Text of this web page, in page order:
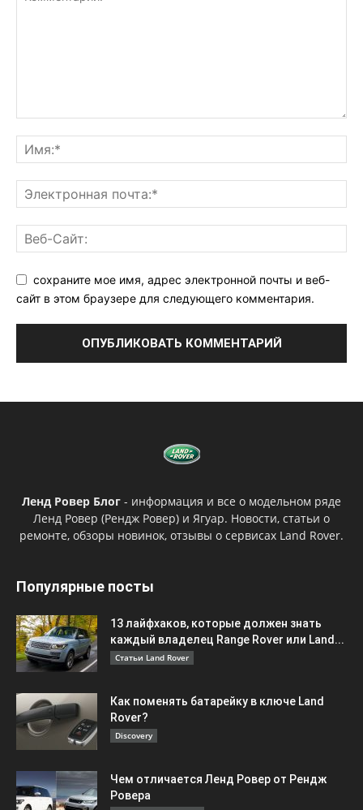
сохраните мое имя, адрес электронной почты и веб-
сайт в этом браузере для следующего комментария.
Ленд Ровер Блог - информация и все о модельном ряде
Ленд Ровер (Рендж Ровер) и Ягуар. Новости, статьи о
ремонте, обзоры новинок, отзывы о сервисах Land Rover.
Популярные посты
13 лайфхаков, которые должен знать
каждый владелец Range Rover или Land...
Статьи Land Rover
Как поменять батарейку в ключе Land
Rover?
Discovery
Чем отличается Ленд Ровер от Рендж
Ровера